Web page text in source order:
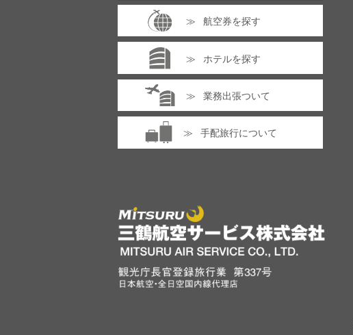
航空券を探す
ホテルを探す
業務出張ついて
手配旅行について